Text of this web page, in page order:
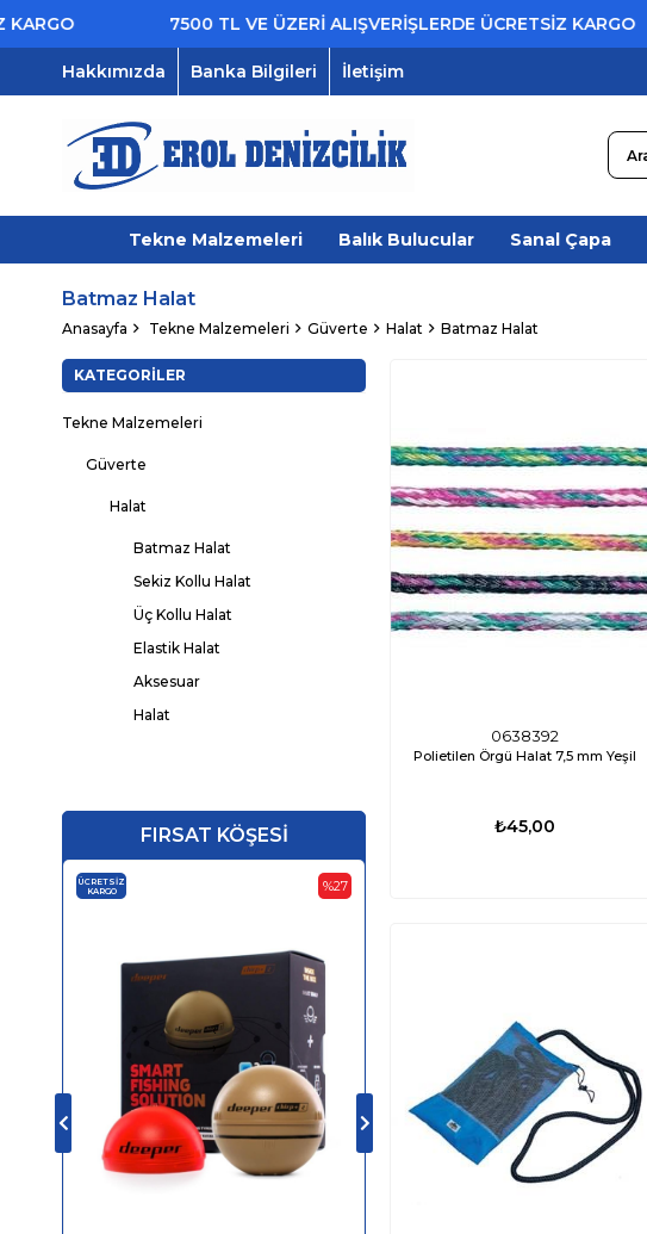
7500 TL VE ÜZERİ ALIŞVERİŞLERDE ÜCRETSİZ KARGO
Hakkımızda Banka Bilgileri İletişim
Tekne Malzemeleri Balık Bulucular Sanal Çapa
Batmaz Halat
Anasayfa Tekne Malzemeleri Güverte Halat Batmaz Halat
KATEGORILER
Tekne Malzemeleri
Güverte
Halat
Batmaz Halat
Sekiz Kollu Halat
Üç Kollu Halat
Elastik Halat
Aksesuar
Halat
FIRSAT KÖŞESİ
‹
›
%27
ÜCRETSIZ
KARGO
0638392
Polietilen Örgü Halat 7,5 mm Yeşil
₺45,00